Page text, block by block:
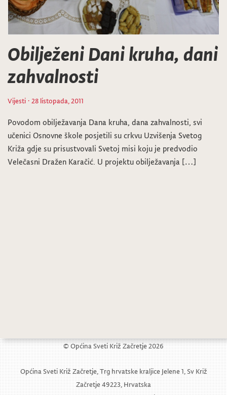
Obilježeni Dani kruha, dani
zahvalnosti
Vijesti · 28 listopada, 2011
Povodom obilježavanja Dana kruha, dana zahvalnosti, svi
učenici Osnovne škole posjetili su crkvu Uzvišenja Svetog
Križa gdje su prisustvovali Svetoj misi koju je predvodio
Velečasni Dražen Karačić. U projektu obilježavanja […]
© Općina Sveti Križ Začretje 2026
Općina Sveti Križ Začretje, Trg hrvatske kraljice Jelene 1, Sv Križ
Začretje 49223, Hrvatska